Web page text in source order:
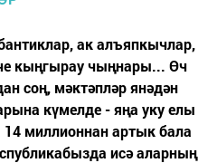
ак алъяпкычлар,
кыңгырау чыңнары... Өч
соң, мәктәпләр янәдән
күмелде - яңа уку елы
миллионнан артык бала
исә аларның